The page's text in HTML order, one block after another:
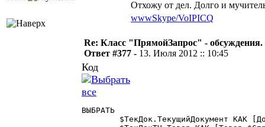
Отхожу от дел. Долго и
wwwSkype/VoIPICQ
Re: Класс "ПрямойЗапрос" -
Ответ #377 - 13. Июля 2012 :: 10:45
Код
ВЫБРАТЬ